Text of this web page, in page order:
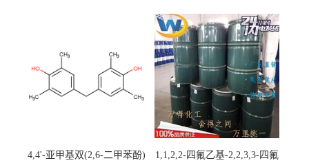
4,4'-亚甲基双(2,6-二甲苯酚)
1,1,2,2-四氟乙基-2,2,3,3-四氟